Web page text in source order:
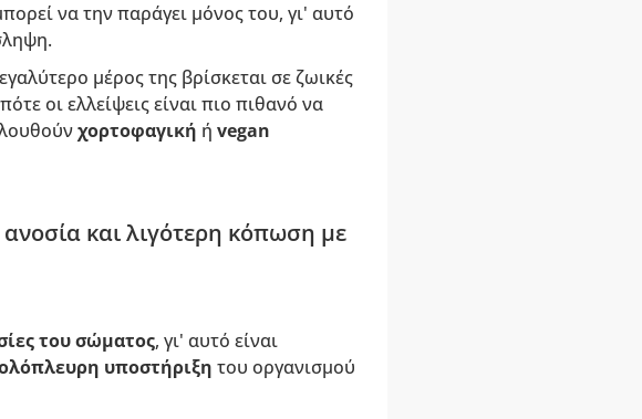
να την παράγει μόνος του, γι' αυτό
μέρος της βρίσκεται σε ζωικές
οι ελλείψεις είναι πιο πιθανό να
χορτοφαγική ή vegan
και λιγότερη κόπωση με
του σώματος, γι' αυτό είναι
υποστήριξη του οργανισμού